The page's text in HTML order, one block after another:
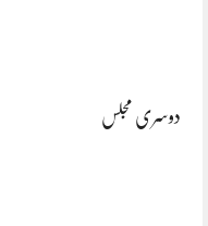
دوسری مجلس